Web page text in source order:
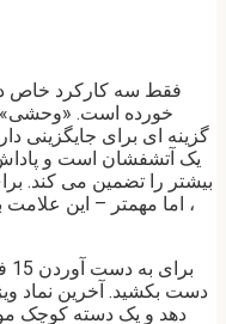
فقط سه کارکرد خاص
خورده است.
گزینه ای برای جایگزینی
، اما مهمتر – این
دست بکشید. آخرین نماد